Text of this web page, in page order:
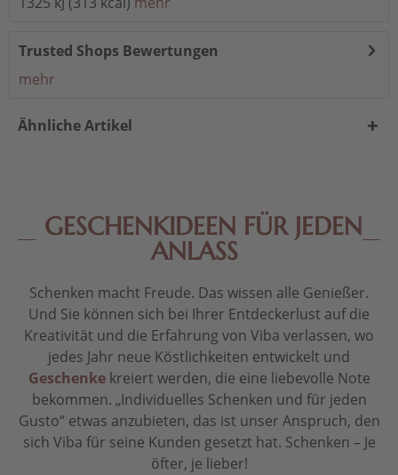
Trusted Shops Bewertungen
mehr
Ähnliche Artikel
GESCHENKIDEEN FÜR JEDEN
ANLASS
Schenken macht Freude. Das wissen alle Genießer.
Und Sie können sich bei Ihrer Entdeckerlust auf die
Kreativität und die Erfahrung von Viba verlassen, wo
jedes Jahr neue Köstlichkeiten entwickelt und
Geschenkekreiert werden, die eine liebevolle Note
bekommen. „Individuelles Schenken und für jeden
Gusto“ etwas anzubieten, das ist unser Anspruch, den
sich Viba für seine Kunden gesetzt hat. Schenken – Je
öfter, je lieber!